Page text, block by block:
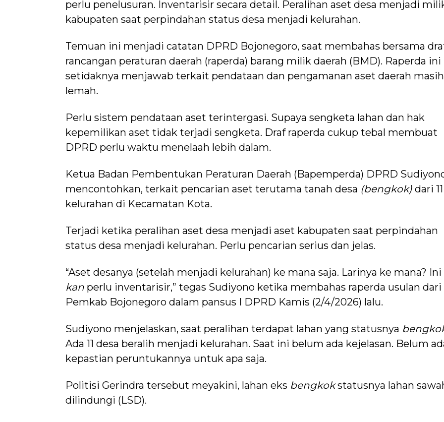
perlu penelusuran. Inventarisir secara detail. Peralihan aset desa menjadi
kabupaten saat perpindahan status desa menjadi kelurahan.
Temuan ini menjadi catatan DPRD Bojonegoro, saat membahas bersama
rancangan peraturan daerah (raperda) barang milik daerah (BMD). Raperda ini
setidaknya menjawab terkait pendataan dan pengamanan aset daerah masih
lemah.
Perlu sistem pendataan aset terintergasi. Supaya sengketa lahan dan hak
kepemilikan aset tidak terjadi sengketa. Draf raperda cukup tebal membuat
DPRD perlu waktu menelaah lebih dalam.
Ketua Badan Pembentukan Peraturan Daerah (Bapemperda) DPRD
mencontohkan, terkait pencarian aset terutama tanah desa (bengkok) dari 11
kelurahan di Kecamatan Kota.
Terjadi ketika peralihan aset desa menjadi aset kabupaten saat perpindahan
status desa menjadi kelurahan. Perlu pencarian serius dan jelas.
“Aset desanya (setelah menjadi kelurahan) ke mana saja. Larinya ke mana? Ini
kan perlu inventarisir,” tegas Sudiyono ketika membahas raperda usulan dari
Pemkab Bojonegoro dalam pansus I DPRD Kamis (2/4/2026) lalu.
Sudiyono menjelaskan, saat peralihan terdapat lahan yang statusnya
Ada 11 desa beralih menjadi kelurahan. Saat ini belum ada kejelasan. Belum
kepastian peruntukannya untuk apa saja.
Politisi Gerindra tersebut meyakini, lahan eks bengkokstatusnya lahan
dilindungi (LSD).